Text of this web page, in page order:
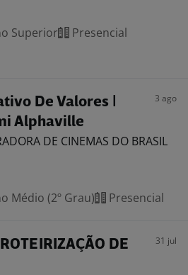
Superior
Presencial
De Valores |
Alphaville
3 ago
DE CINEMAS DO BRASIL
Médio (2º Grau) Presencial
DE
31 jul